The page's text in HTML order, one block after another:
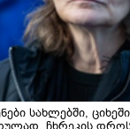
სახლებში,